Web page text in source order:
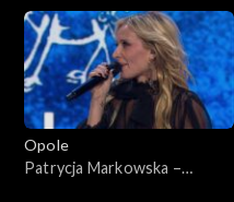
„SuperJedynki”
Opole
Patrycja Markowska –